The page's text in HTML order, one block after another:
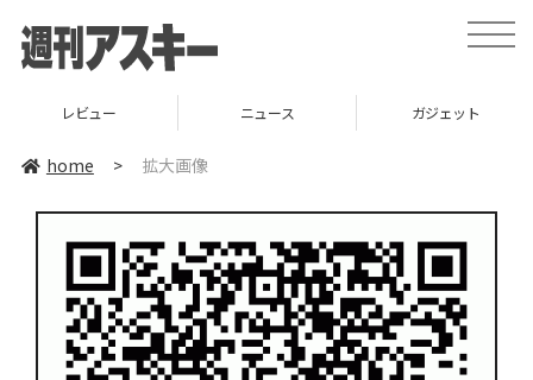
toggle
レビュー ニュース ガジェット
home > 拡大画像